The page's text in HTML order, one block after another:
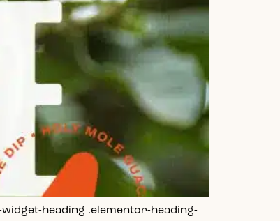
heading .elementor-heading-